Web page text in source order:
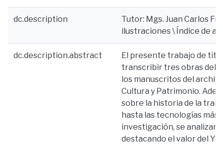
dc.description
Tutor: Mgs. Juan Carlos
ilustraciones \ Índice de
dc.description.abstract
El presente trabajo de
transcribir tres obras del
los manuscritos del
Cultura y Patrimonio.
sobre la historia de la
hasta las tecnologías
investigación, se analizan
destacando el valor del